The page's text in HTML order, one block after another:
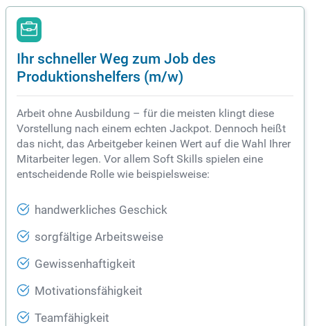
Ihr schneller Weg zum Job des
Produktionshelfers (m/w)
Arbeit ohne Ausbildung – für die meisten klingt diese
Vorstellung nach einem echten Jackpot. Dennoch heißt
das nicht, das Arbeitgeber keinen Wert auf die Wahl Ihrer
Mitarbeiter legen. Vor allem Soft Skills spielen eine
entscheidende Rolle wie beispielsweise:
handwerkliches Geschick
sorgfältige Arbeitsweise
Gewissenhaftigkeit
Motivationsfähigkeit
Teamfähigkeit